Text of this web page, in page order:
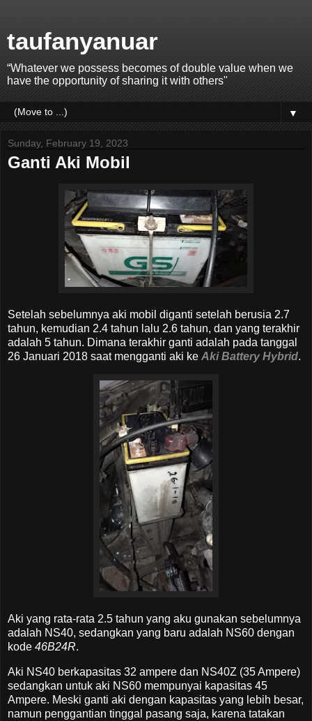
taufanyanuar
“Whatever we possess becomes of double value when we
have the opportunity of sharing it with others"
▼
Sunday, February 19, 2023
Ganti Aki Mobil
Setelah sebelumnya aki mobil diganti setelah berusia 2.7
tahun, kemudian 2.4 tahun lalu 2.6 tahun, dan yang terakhir
adalah 5 tahun. Dimana terakhir ganti adalah pada tanggal
26 Januari 2018 saat mengganti aki ke Aki Battery Hybrid.
Aki yang rata-rata 2.5 tahun yang aku gunakan sebelumnya
adalah NS40, sedangkan yang baru adalah NS60 dengan
kode 46B24R.
Aki NS40 berkapasitas 32 ampere dan NS40Z (35 Ampere)
sedangkan untuk aki NS60 mempunyai kapasitas 45
Ampere. Meski ganti aki dengan kapasitas yang lebih besar,
namun penggantian tinggal pasang saja, karena tatakan